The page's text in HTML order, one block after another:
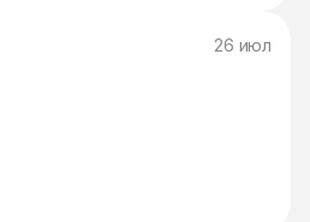
26 июл